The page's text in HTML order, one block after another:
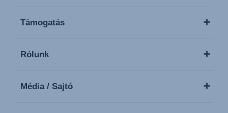
Támogatás
Rólunk
Média / Sajtó